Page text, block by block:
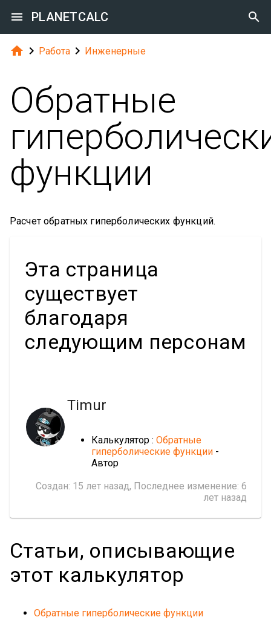
 PLANETCALC 
  Работа  Инженерные
Обратные
функции
Расчет обратных гиперболических функций.
Эта страница
существует
благодаря
следующим персонам
Timur
Калькулятор : Обратные
гиперболические функции -
Автор
Создан: 15 лет назад, Последнее изменение: 6
лет назад
Статьи, описывающие
этот калькулятор
Обратные гиперболические функции